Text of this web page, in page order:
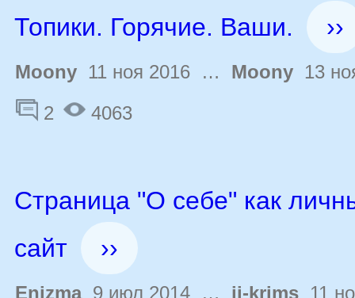
Топики. Горячие. Ваши. ››
Moony 11 ноя 2016 … Moony 13
2
4063
Страница "О себе" как
сайт
››
Enizma 9 июл 2014 … ji-krims 11